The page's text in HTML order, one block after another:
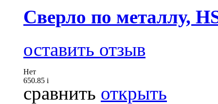
Сверло по металлу,
оставить отзыв
Нет
650.85 i
сравнить открыть